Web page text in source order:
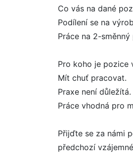
Co vás na dané
Podílení se na
Práce na 2-
Pro koho je pozice
Mít chuť pracovat.
Praxe není
Práce vhodná pro
Přijďte se za námi
předchozí